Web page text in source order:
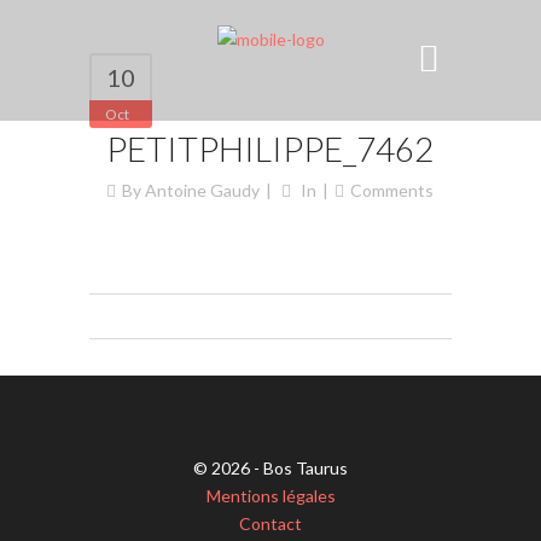
10
Oct
PETITPHILIPPE_7462
ByAntoine Gaudy In Comments
© 2026 - Bos Taurus
Mentions légales
Contact